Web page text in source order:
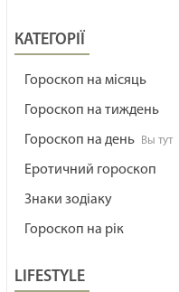
КАТЕГОРІЇ
Гороскоп на місяць
Гороскоп на тиждень
Гороскоп на день
Еротичний гороскоп
Знаки зодіаку
Гороскоп на рік
LIFESTYLE